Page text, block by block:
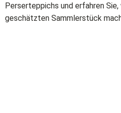
Perserteppichs und erfahren Sie,
geschätzten Sammlerstück